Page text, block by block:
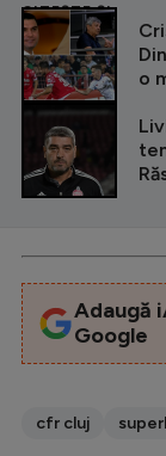
CITEȘTE ȘI
o
Adaugă
Google
cfr cluj